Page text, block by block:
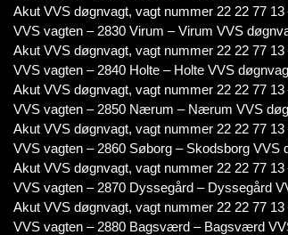
Akut VVS døgnvagt, vagt nummer 22 22 77
VVS vagten – 2830 Virum – Virum VVS
Akut VVS døgnvagt, vagt nummer 22 22 77
VVS vagten – 2840 Holte – Holte VVS
Akut VVS døgnvagt, vagt nummer 22 22 77
VVS vagten – 2850 Nærum – Nærum VVS
Akut VVS døgnvagt, vagt nummer 22 22 77
VVS vagten – 2860 Søborg – Skodsborg VVS
Akut VVS døgnvagt, vagt nummer 22 22 77
VVS vagten – 2870 Dyssegård – Dyssegård
Akut VVS døgnvagt, vagt nummer 22 22 77
VVS vagten – 2880 Bagsværd – Bagsværd